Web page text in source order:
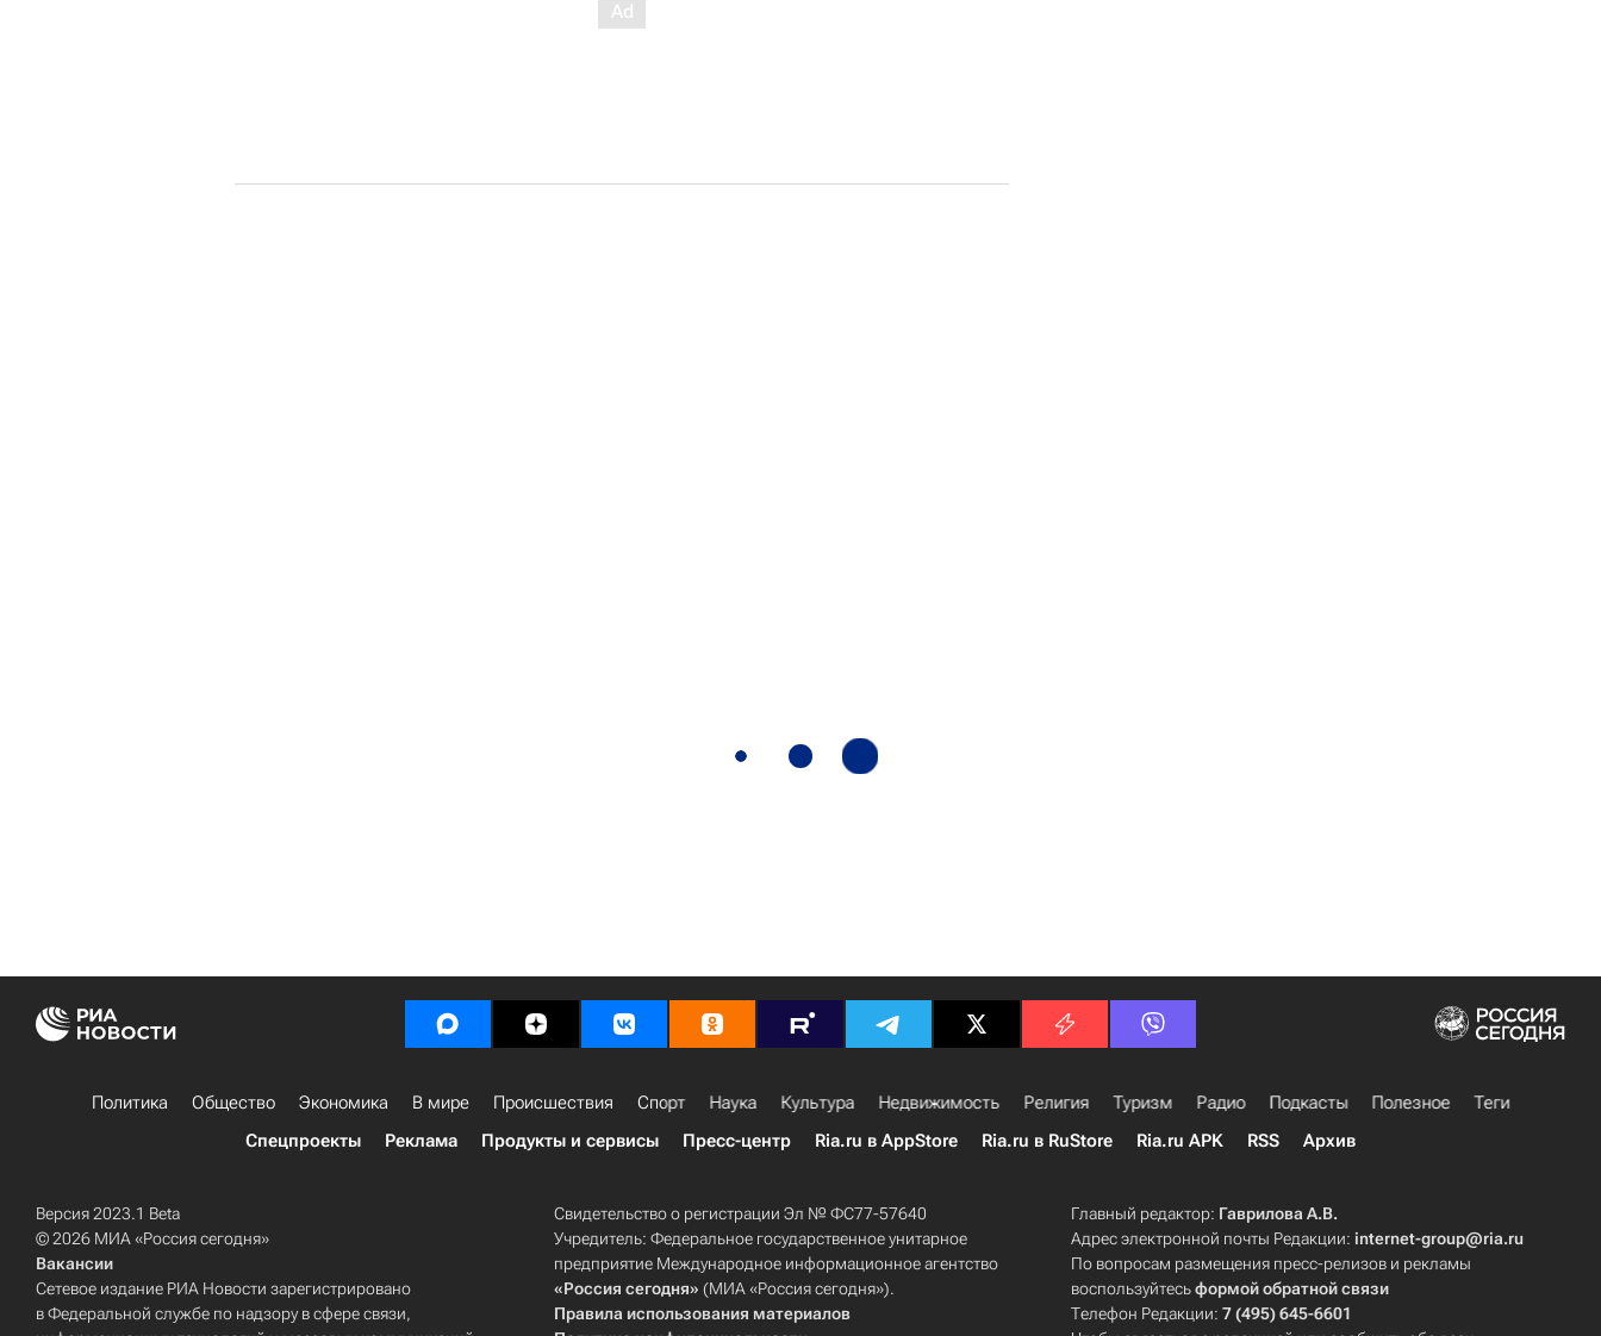
Политика Общество Экономика В мире Происшествия Спорт Наука Культура Недвижимость Религия Туризм Радио Подкасты Полезное
Теги
Спецпроекты
Реклама Продукты и сервисы Пресс-центр Ria.ru в AppStore Ria.ru в RuStore Ria.ru APK RSS Архив
Версия 2023.1 Beta
© 2026 МИА «Россия сегодня»
Вакансии
Сетевое издание РИА Новости зарегистрировано
в Федеральной службе по надзору в сфере связи,
Свидетельство о регистрации Эл № ФС77-57640
Учредитель: Федеральное государственное унитарное
предприятие Международное информационное агентство
«Россия сегодня» (МИА «Россия сегодня»).
Правила использования материалов
Главный редактор: Гаврилова А.В.
Адрес электронной почты Редакции:internet-group@ria.ru
По вопросам размещения пресс-релизов и рекламы
воспользуйтесьформой обратной связи
Телефон Редакции:7 (495) 645-6601